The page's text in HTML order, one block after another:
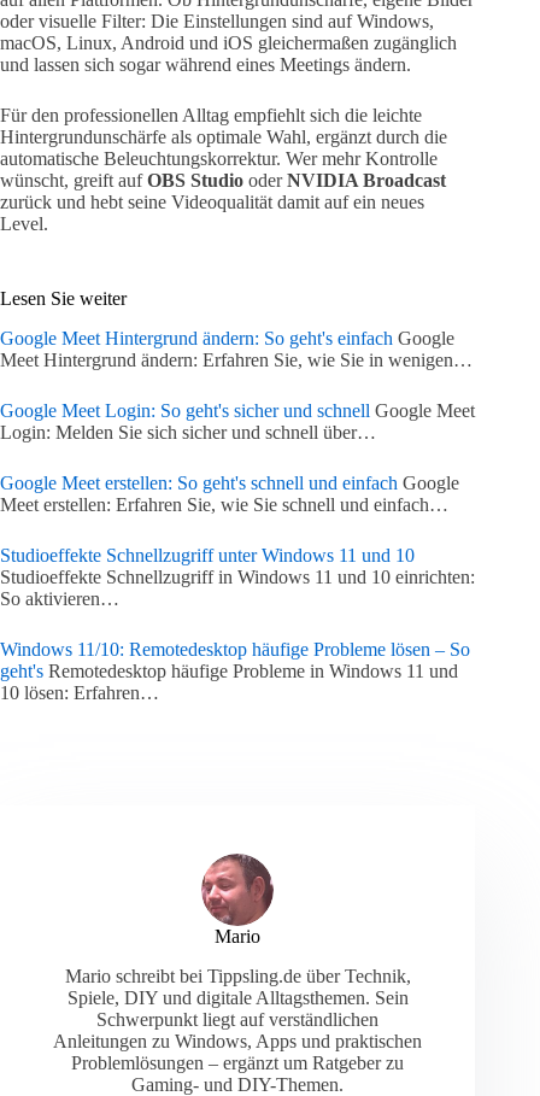
oder visuelle Filter: Die Einstellungen sind auf Windows,
macOS, Linux, Android und iOS gleichermaßen zugänglich
und lassen sich sogar während eines Meetings ändern.
Für den professionellen Alltag empfiehlt sich die leichte
Hintergrundunschärfe als optimale Wahl, ergänzt durch die
automatische Beleuchtungskorrektur. Wer mehr Kontrolle
wünscht, greift aufOBS Studio oderNVIDIA Broadcast
zurück und hebt seine Videoqualität damit auf ein neues
Level.
Lesen Sie weiter
Google Meet Hintergrund ändern: So geht's einfach Google
Meet Hintergrund ändern: Erfahren Sie, wie Sie in wenigen…
Google Meet Login: So geht's sicher und schnell Google Meet
Login: Melden Sie sich sicher und schnell über…
Google Meet erstellen: So geht's schnell und einfach Google
Meet erstellen: Erfahren Sie, wie Sie schnell und einfach…
Studioeffekte Schnellzugriff unter Windows 11 und 10
Studioeffekte Schnellzugriff in Windows 11 und 10 einrichten:
So aktivieren…
Windows 11/10: Remotedesktop häufige Probleme lösen – So
geht's Remotedesktop häufige Probleme in Windows 11 und
10 lösen: Erfahren…
Mario
Mario schreibt bei Tippsling.de über Technik,
Spiele, DIY und digitale Alltagsthemen. Sein
Schwerpunkt liegt auf verständlichen
Anleitungen zu Windows, Apps und praktischen
Problemlösungen – ergänzt um Ratgeber zu
Gaming- und DIY-Themen.